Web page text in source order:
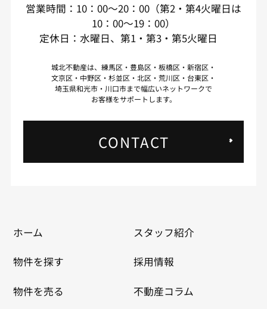
営業時間：10：00～20：00（第2・第4火曜日は
10：00～19：00）
定休日：水曜日、第1・第3・第5火曜日
城北不動産は、練馬区・豊島区・板橋区・新宿区・
文京区・中野区・杉並区・北区・荒川区・台東区・
埼玉県和光市・川口市まで幅広いネットワークで
お客様をサポートします。
CONTACT
ホーム
物件を探す
物件を売る
スタッフ紹介
採用情報
不動産コラム